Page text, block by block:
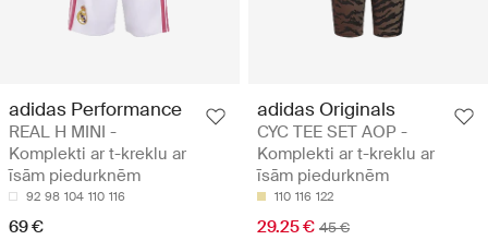
adidas Performance
REAL H MINI -
Komplekti ar t-kreklu ar
īsām piedurknēm
92 98 104 110 116
69 €
adidas Originals
CYC TEE SET AOP -
Komplekti ar t-kreklu ar
īsām piedurknēm
110 116 122
29.25 € 45 €